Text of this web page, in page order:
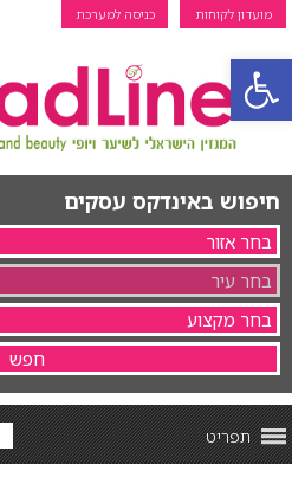
פתח סרגל נגישות
מועדון לקוחות כניסה למערכת
חיפוש באינדקס עסקים
תפריט